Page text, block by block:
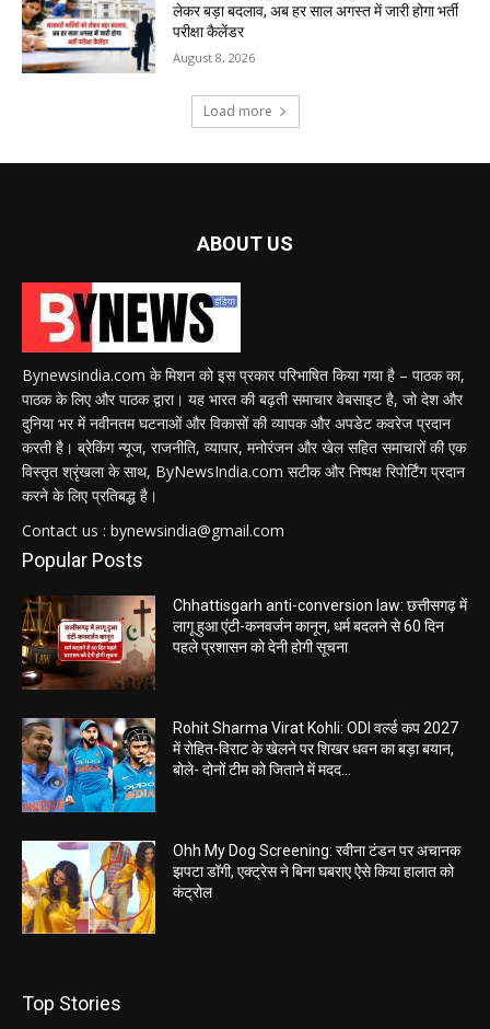
लेकर बड़ा बदलाव, अब हर साल अगस्त में जारी होगा भर्ती
परीक्षा कैलेंडर
August 8, 2026
Load more
ABOUT US
Bynewsindia.com के मिशन को इस प्रकार परिभाषित किया गया है – पाठक का,
पाठक के लिए और पाठक द्वारा। यह भारत की बढ़ती समाचार वेबसाइट है, जो देश और
दुनिया भर में नवीनतम घटनाओं और विकासों की व्यापक और अपडेट कवरेज प्रदान
करती है। ब्रेकिंग न्यूज, राजनीति, व्यापार, मनोरंजन और खेल सहित समाचारों की एक
विस्तृत श्रृंखला के साथ, ByNewsIndia.com सटीक और निष्पक्ष रिपोर्टिंग प्रदान
करने के लिए प्रतिबद्ध है।
Contact us : bynewsindia@gmail.com
Popular Posts
Chhattisgarh anti-conversion law: छत्तीसगढ़ में
लागू हुआ एंटी-कनवर्जन कानून, धर्म बदलने से 60 दिन
पहले प्रशासन को देनी होगी सूचना
Rohit Sharma Virat Kohli: ODI वर्ल्ड कप 2027
में रोहित-विराट के खेलने पर शिखर धवन का बड़ा बयान,
बोले- दोनों टीम को जिताने में मदद...
Ohh My Dog Screening: रवीना टंडन पर अचानक
झपटा डॉगी, एक्ट्रेस ने बिना घबराए ऐसे किया हालात को
कंट्रोल
Top Stories